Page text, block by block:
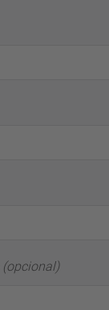
(opcional)